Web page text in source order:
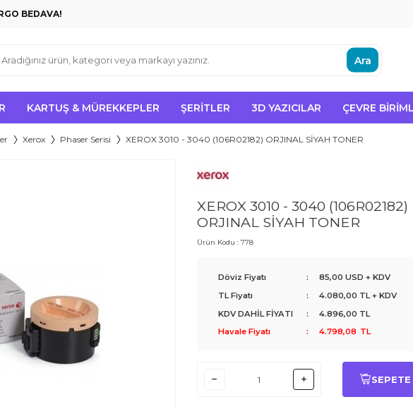
BEDAVA!
Ara
KARTUŞ & MÜREKKEPLER ŞERITLER 3D YAZICILAR ÇEVRE
Xerox Phaser Serisi XEROX 3010 - 3040 (106R02182) ORJINAL SİYAH TONER
XEROX 3010 - 3040 (106R02182)
ORJINAL SİYAH TONER
Ürün Kodu : 778
Döviz Fiyatı :
85,00 USD + KDV
TL Fiyatı
: 4.080,00 TL + KDV
KDV DAHİL FİYATI
: 4.896,00 TL
Havale Fiyatı
: 4.798,08 TL
SEPETE